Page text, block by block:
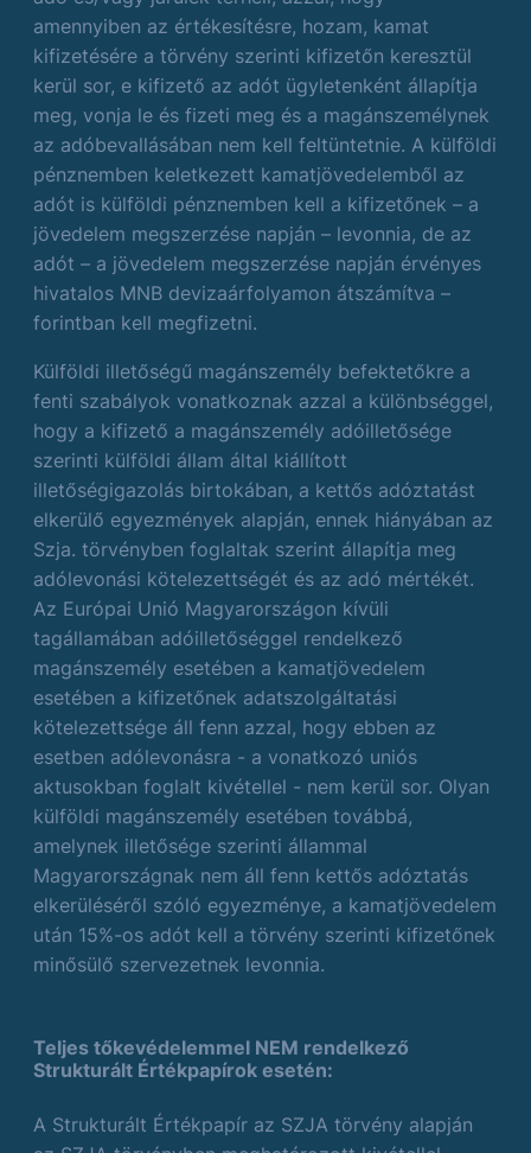
amennyiben az értékesítésre, hozam, kamat
kifizetésére a törvény szerinti kifizetőn keresztül
kerül sor, e kifizető az adót ügyletenként állapítja
meg, vonja le és fizeti meg és a magánszemélynek
az adóbevallásában nem kell feltüntetnie. A külföldi
pénznemben keletkezett kamatjövedelemből az
adót is külföldi pénznemben kell a kifizetőnek – a
jövedelem megszerzése napján – levonnia, de az
adót – a jövedelem megszerzése napján érvényes
hivatalos MNB devizaárfolyamon átszámítva –
forintban kell megfizetni.
Külföldi illetőségű magánszemély befektetőkre a
fenti szabályok vonatkoznak azzal a különbséggel,
hogy a kifizető a magánszemély adóilletősége
szerinti külföldi állam által kiállított
illetőségigazolás birtokában, a kettős adóztatást
elkerülő egyezmények alapján, ennek hiányában az
Szja. törvényben foglaltak szerint állapítja meg
adólevonási kötelezettségét és az adó mértékét.
Az Európai Unió Magyarországon kívüli
tagállamában adóilletőséggel rendelkező
magánszemély esetében a kamatjövedelem
esetében a kifizetőnek adatszolgáltatási
kötelezettsége áll fenn azzal, hogy ebben az
esetben adólevonásra - a vonatkozó uniós
aktusokban foglalt kivétellel - nem kerül sor. Olyan
külföldi magánszemély esetében továbbá,
amelynek illetősége szerinti állammal
Magyarországnak nem áll fenn kettős adóztatás
elkerüléséről szóló egyezménye, a kamatjövedelem
után 15%-os adót kell a törvény szerinti kifizetőnek
minősülő szervezetnek levonnia.
Teljes tőkevédelemmel NEM rendelkező
Strukturált Értékpapírok esetén:
A Strukturált Értékpapír az SZJA törvény alapján